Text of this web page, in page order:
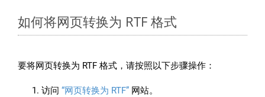
如何将网页转换为 RTF 格式
要将网页转换为 RTF 格式，请按照以下步骤操作：
访问 “网页转换为 RTF” 网站。